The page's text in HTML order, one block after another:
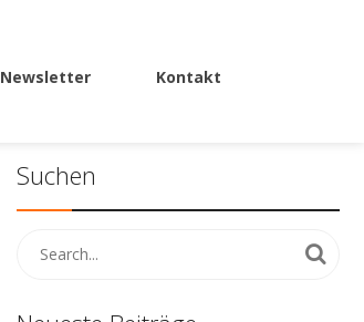
Newsletter Kontakt
Suchen